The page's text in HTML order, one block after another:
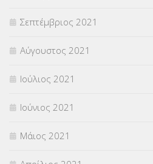
Σεπτέμβριος 2021
Αύγουστος 2021
Ιούλιος 2021
Ιούνιος 2021
Μάιος 2021